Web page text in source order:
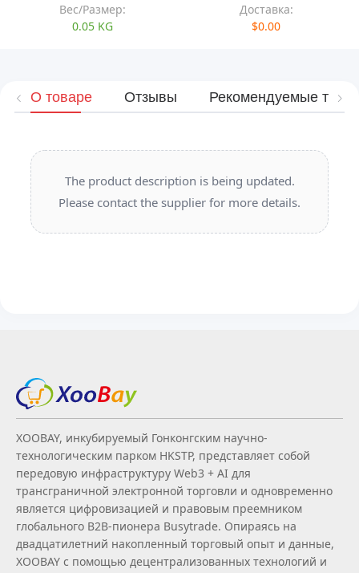
Вес/Размер:
0.05 KG
Доставка:
$0.00
О товаре Отзывы Рекомендуемые
The product description is being updated.
Please contact the supplier for more details.
XOOBAY, инкубируемый Гонконгским научно-
технологическим парком HKSTP, представляет собой
передовую инфраструктуру Web3 + AI для
трансграничной электронной торговли и одновременно
является цифровизацией и правовым преемником
глобального B2B‑пионера Busytrade. Опираясь на
двадцатилетний накопленный торговый опыт и данные,
XOOBAY с помощью децентрализованных технологий и